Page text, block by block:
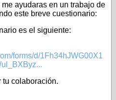
ayudaras en un trabajo de
este breve cuestionario:
es el siguiente:
forms/d/1Fh34hJWG00X1
colaboración.